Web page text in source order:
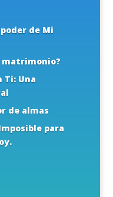
de Mi
matrimonio?
Ti: Una
de almas
para